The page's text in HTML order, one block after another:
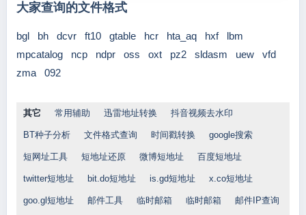
大家查询的文件格式
bgl bh dcvr ft10 gtable hcr hta_aq hxf
lbm
mpcatalog
ncp ndpr oss oxt pz2 sldasm uew
vfd
zma
092
其它 常用辅助 迅雷地址转换 抖音视频去水印
BT种子分析 文件格式查询 时间戳转换 google搜索
短网址工具 短地址还原 微博短地址 百度短地址
twitter短地址 bit.do短地址 is.gd短地址 x.co短地址
goo.gl短地址 邮件工具 临时邮箱 临时邮箱 邮件IP查询